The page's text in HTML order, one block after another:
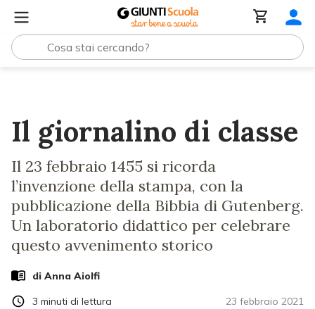
Il giornalino di classe
Il 23 febbraio 1455 si ricorda
l’invenzione della stampa, con la
pubblicazione della Bibbia di Gutenberg.
Un laboratorio didattico per celebrare
questo avvenimento storico
di Anna Aiolfi
23 febbraio 2021
3 minuti di lettura